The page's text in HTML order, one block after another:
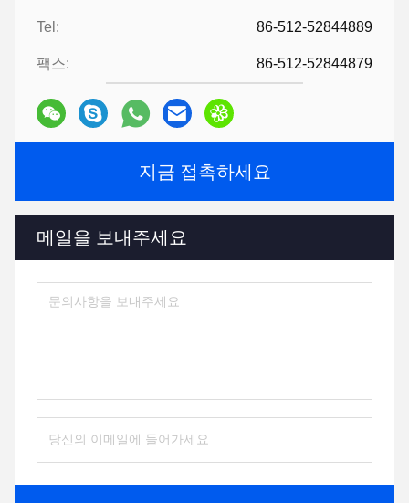
Tel: 86-512-52844889
팩스: 86-512-52844879
지금 접촉하세요
메일을 보내주세요